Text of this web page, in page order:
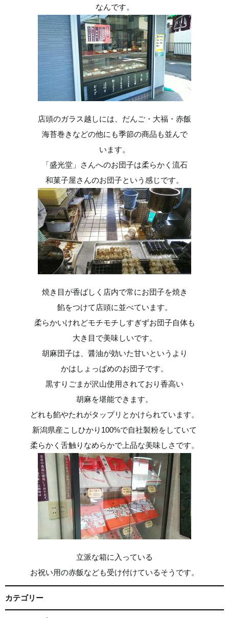
なんです。
店頭のガラス越しには、だんご・大福・赤飯
海苔巻きなどの他にも季節の商品も並んで
います。
「盛光堂」さんへのお団子は柔らかく流石
和菓子屋さんのお団子という感じです。
焼き目が香ばしく店内で常にお団子を焼き
餡をつけて店頭に並べています。
柔らかいけれどモチモチしすぎずお団子自体も
大き目で美味しいです。
胡麻団子は、醤油が効いた甘いというより
かはしょっぱめのお団子です。
黒すりごまが沢山使用されており香高い
胡麻を堪能できます。
どれも餡やたれがタップリとかけられています。
新潟県産こしひかり100%で自社製粉をしていて
柔らかく舌触りなめらかで上品な美味しさです。
立派な箱に入っている
お祝い用の赤飯なども受け付けているそうです。
カテゴリー